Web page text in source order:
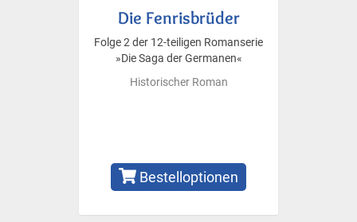
Die Fenrisbrüder
Folge 2 der 12-teiligen Romanserie
»Die Saga der Germanen«
Historischer Roman
Bestelloptionen